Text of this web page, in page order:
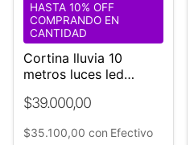
Cortina lluvia 10
metros luces led
calida fija
$39.000,00
HASTA 10% OFF
COMPRANDO EN
CANTIDAD
$35.100,00 con Efectivo